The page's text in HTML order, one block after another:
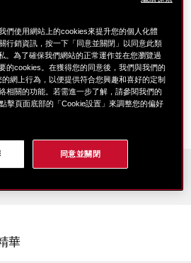
山茶花修護精華 #資生堂小紅瓶
彈嫩飽滿+98%
再生科技」
層修護
延緩老化.FREE年齡自由
自由
華
們使用網站上的cookies來提升您的個人化體
行銷資訊，按一下「同意並關閉」以同意此類
。為了確保我們網站的正常運作並在您瀏覽過
的cookies。在獲得您的同意後，我們與我們的
網上行為，以便提供符合您興趣和喜好的定制
相關的功能。若需進一步了解，請參閱我們的
擊頁面底部的「Cookie設置」來調整您的偏好
同意並關閉